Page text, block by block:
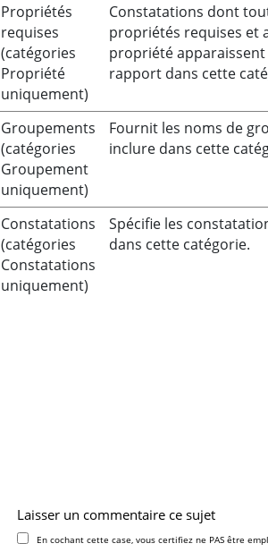
Propriétés
requises
(catégories
Propriété
uniquement)
Constatations dont
propriétés requises et
propriété apparaissent
rapport dans cette
Groupements
(catégories
Groupement
uniquement)
Fournit les noms de
inclure dans cette
Constatations
(catégories
Constatations
uniquement)
Spécifie les
dans cette catégorie.
Laisser un commentaire ce sujet
En cochant cette case, vous certifiez ne PAS être